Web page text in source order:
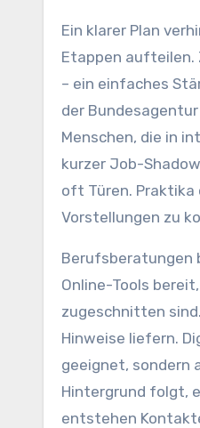
Ein klarer Plan
Etappen aufteilen.
– ein einfaches
der
Menschen, die in
kurzer Job-
oft Türen. Praktika
Vorstellungen zu
Berufsberatungen
Online-Tools
zugeschnitten
Hinweise liefern.
geeignet, sondern
Hintergrund folgt,
entstehen